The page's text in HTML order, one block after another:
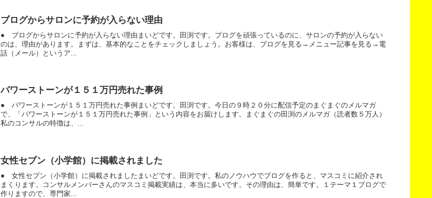
ブログからサロンに予約が入らない理由
● ブログからサロンに予約が入らない理由まいどです。田渕です。ブログを頑張っているのに、サロンの予約が入らない
のは、理由があります。まずは、基本的なことをチェックしましょう。お客様は、ブログを見る→メニュー記事を見る→電
話（メール）というア...
パワーストーンが１５１万円売れた事例
● パワーストーンが１５１万円売れた事例まいどです。田渕です。今日の９時２０分に配信予定のまぐまぐのメルマガ
で、「パワーストーンが１５１万円売れた事例」という内容をお届けします。まぐまぐの田渕のメルマガ（読者数５万人）
私のコンサルの特徴は、...
女性セブン（小学館）に掲載されました
● 女性セブン（小学館）に掲載されましたまいどです。田渕です。私のノウハウでブログを作ると、マスコミに紹介され
まくります。コンサルメンバーさんのマスコミ掲載実績は、本当に多いです。その理由は、簡単です。１テーマ１ブログで
作りますので、専門家...